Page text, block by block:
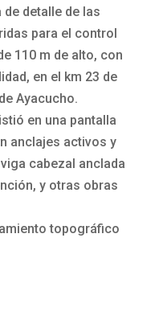
detalle de las
para el control
110 m de alto, con
en el km 23 de
Ayacucho.
en una pantalla
anclajes activos y
cabezal anclada
y otras obras
topográfico